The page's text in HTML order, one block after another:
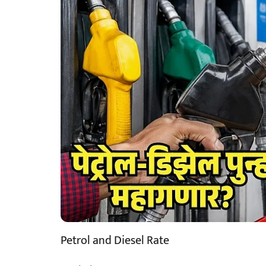
Petrol and Diesel Rate